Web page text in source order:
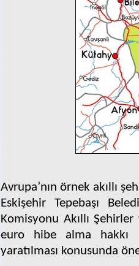
Avrupa’nın örnek akıllı
Eskişehir Tepebaşı
Komisyonu Akıllı
euro hibe alma hakkı
yaratılması konusunda